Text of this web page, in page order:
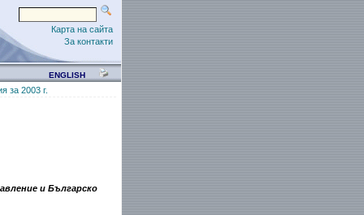
Карта на сайта
За контакти
ENGLISH
за 2003 г.
и Българско